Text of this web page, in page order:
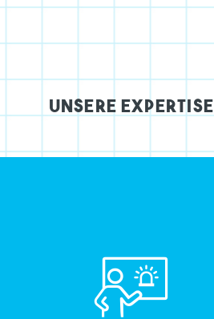
Unsere Expertise